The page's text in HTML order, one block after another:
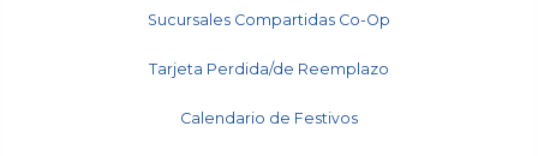
Sucursales Compartidas Co-Op
Tarjeta Perdida/de Reemplazo
Calendario de Festivos